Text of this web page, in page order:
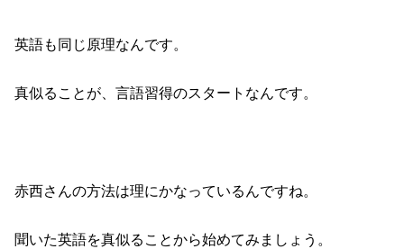
英語も同じ原理なんです。
真似ることが、言語習得のスタートなんです。
赤西さんの方法は理にかなっているんですね。
聞いた英語を真似ることから始めてみましょう。